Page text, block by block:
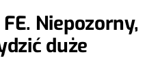
Niepozorny,
duże